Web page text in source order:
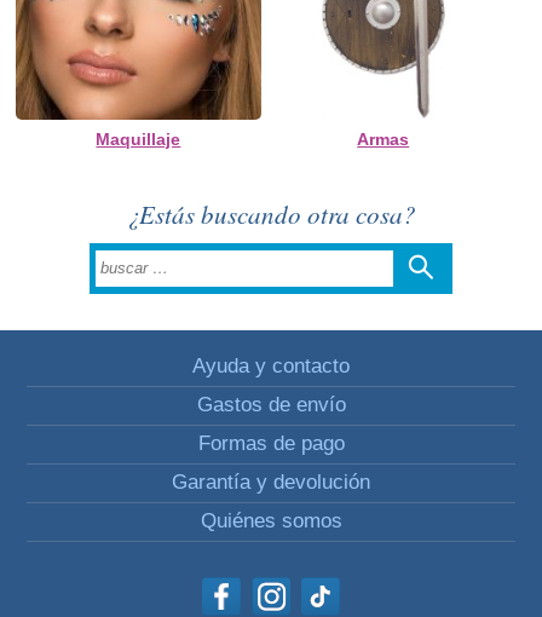
Maquillaje Armas
¿Estás buscando otra cosa?
Ayuda y contacto
Gastos de envío
Formas de pago
Garantía y devolución
Quiénes somos